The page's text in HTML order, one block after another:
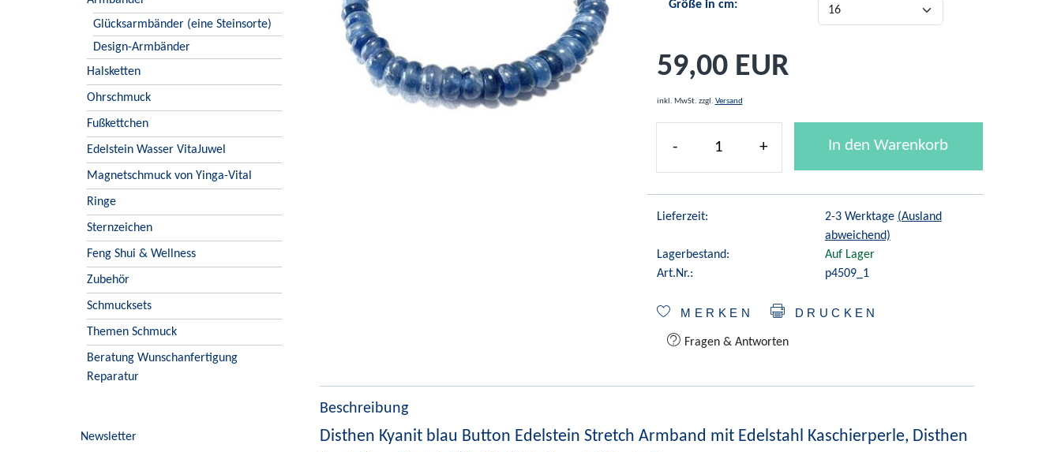
Glücksarmbänder (eine Steinsorte)
Design-Armbänder
Halsketten
Ohrschmuck
Fußkettchen
Edelstein Wasser VitaJuwel
Magnetschmuck von Yinga-Vital
Ringe
Sternzeichen
Feng Shui & Wellness
Zubehör
Schmucksets
Themen Schmuck
Beratung Wunschanfertigung
Reparatur
Newsletter
Größe in cm:
59,00 EUR
inkl. MwSt. zzgl. Versand
- + In den Warenkorb
Lieferzeit: 2-3 Werktage (Ausland
abweichend)
Lagerbestand:
Auf Lager
Art.Nr.:
p4509_1
MERKEN DRUCKEN
Fragen & Antworten
Beschreibung
Disthen Kyanit blau Button Edelstein Stretch Armband mit Edelstahl Kaschierperle, Disthen